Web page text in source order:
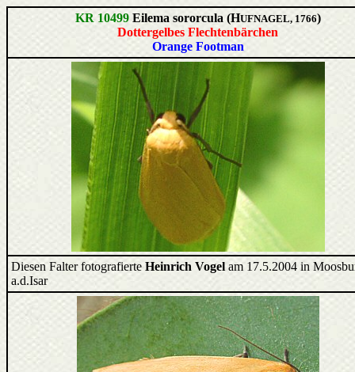
KR 10499 Eilema sororcula (HUFNAGEL, 1766)
Dottergelbes Flechtenbärchen
Orange Footman
Diesen Falter fotografierte Heinrich Vogel am 17.5.2004 in
a.d.Isar